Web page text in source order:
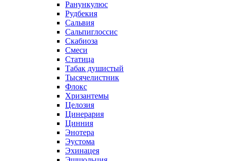
Ранункулюс
Рудбекия
Сальвия
Сальпиглоссис
Скабиоза
Смеси
Статица
Табак душистый
Тысячелистник
Флокс
Хризантемы
Целозия
Цинерария
Цинния
Энотера
Эустома
Эхинацея